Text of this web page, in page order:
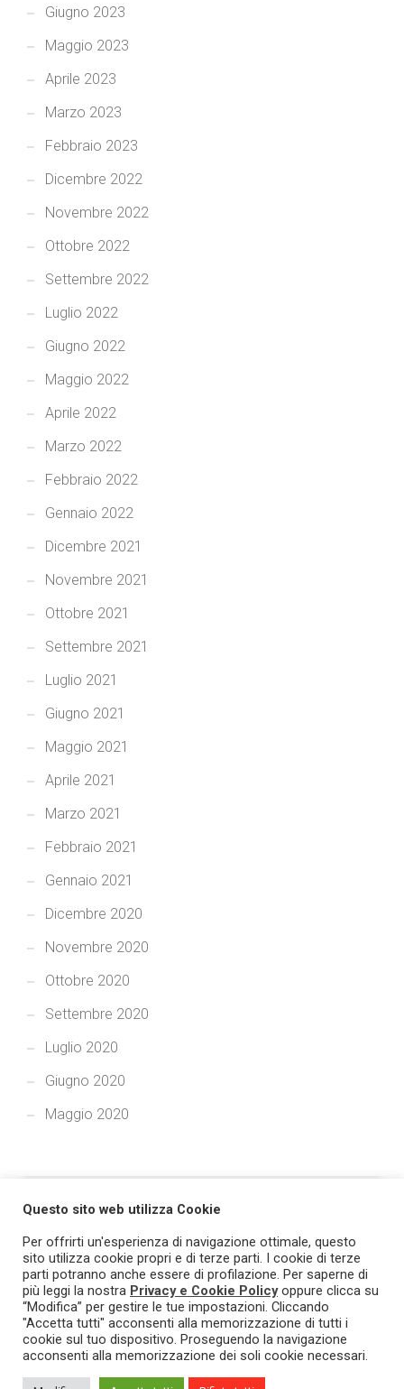
Giugno 2023
Maggio 2023
Aprile 2023
Marzo 2023
Febbraio 2023
Dicembre 2022
Novembre 2022
Ottobre 2022
Settembre 2022
Luglio 2022
Giugno 2022
Maggio 2022
Aprile 2022
Marzo 2022
Febbraio 2022
Gennaio 2022
Dicembre 2021
Novembre 2021
Ottobre 2021
Settembre 2021
Luglio 2021
Giugno 2021
Maggio 2021
Aprile 2021
Marzo 2021
Febbraio 2021
Gennaio 2021
Dicembre 2020
Novembre 2020
Ottobre 2020
Settembre 2020
Luglio 2020
Giugno 2020
Maggio 2020
© 2021 TRASPARE - Tutti i diritti riservati. Prodotto e marchio
registrato L&G Solution - PI/CF 03393760719.Privacy & Cookie
Policy .
Questo sito web utilizza Cookie
Per offrirti un'esperienza di navigazione ottimale, questo
sito utilizza cookie propri e di terze parti. I cookie di terze
parti potranno anche essere di profilazione. Per saperne di
più leggi la nostra Privacy e Cookie Policyoppure clicca su
“Modifica” per gestire le tue impostazioni. Cliccando
"Accetta tutti" acconsenti alla memorizzazione di tutti i
cookie sul tuo dispositivo. Proseguendo la navigazione
acconsenti alla memorizzazione dei soli cookie necessari.